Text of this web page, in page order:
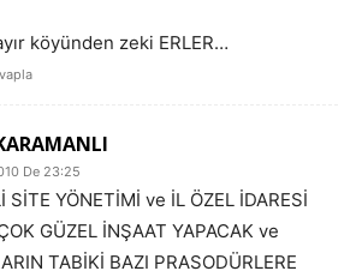
köyünden zeki ERLER…
De 23:25
SİTE YÖNETİMİ ve İL ÖZEL İDARESİ
GÜZEL İNŞAAT YAPACAK ve
TABİKİ BAZI PRASODÜRLERE